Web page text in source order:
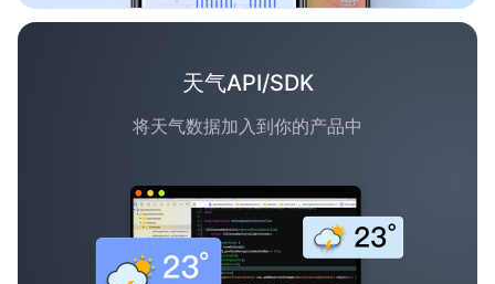
天气API/SDK
将天气数据加入到你的产品中